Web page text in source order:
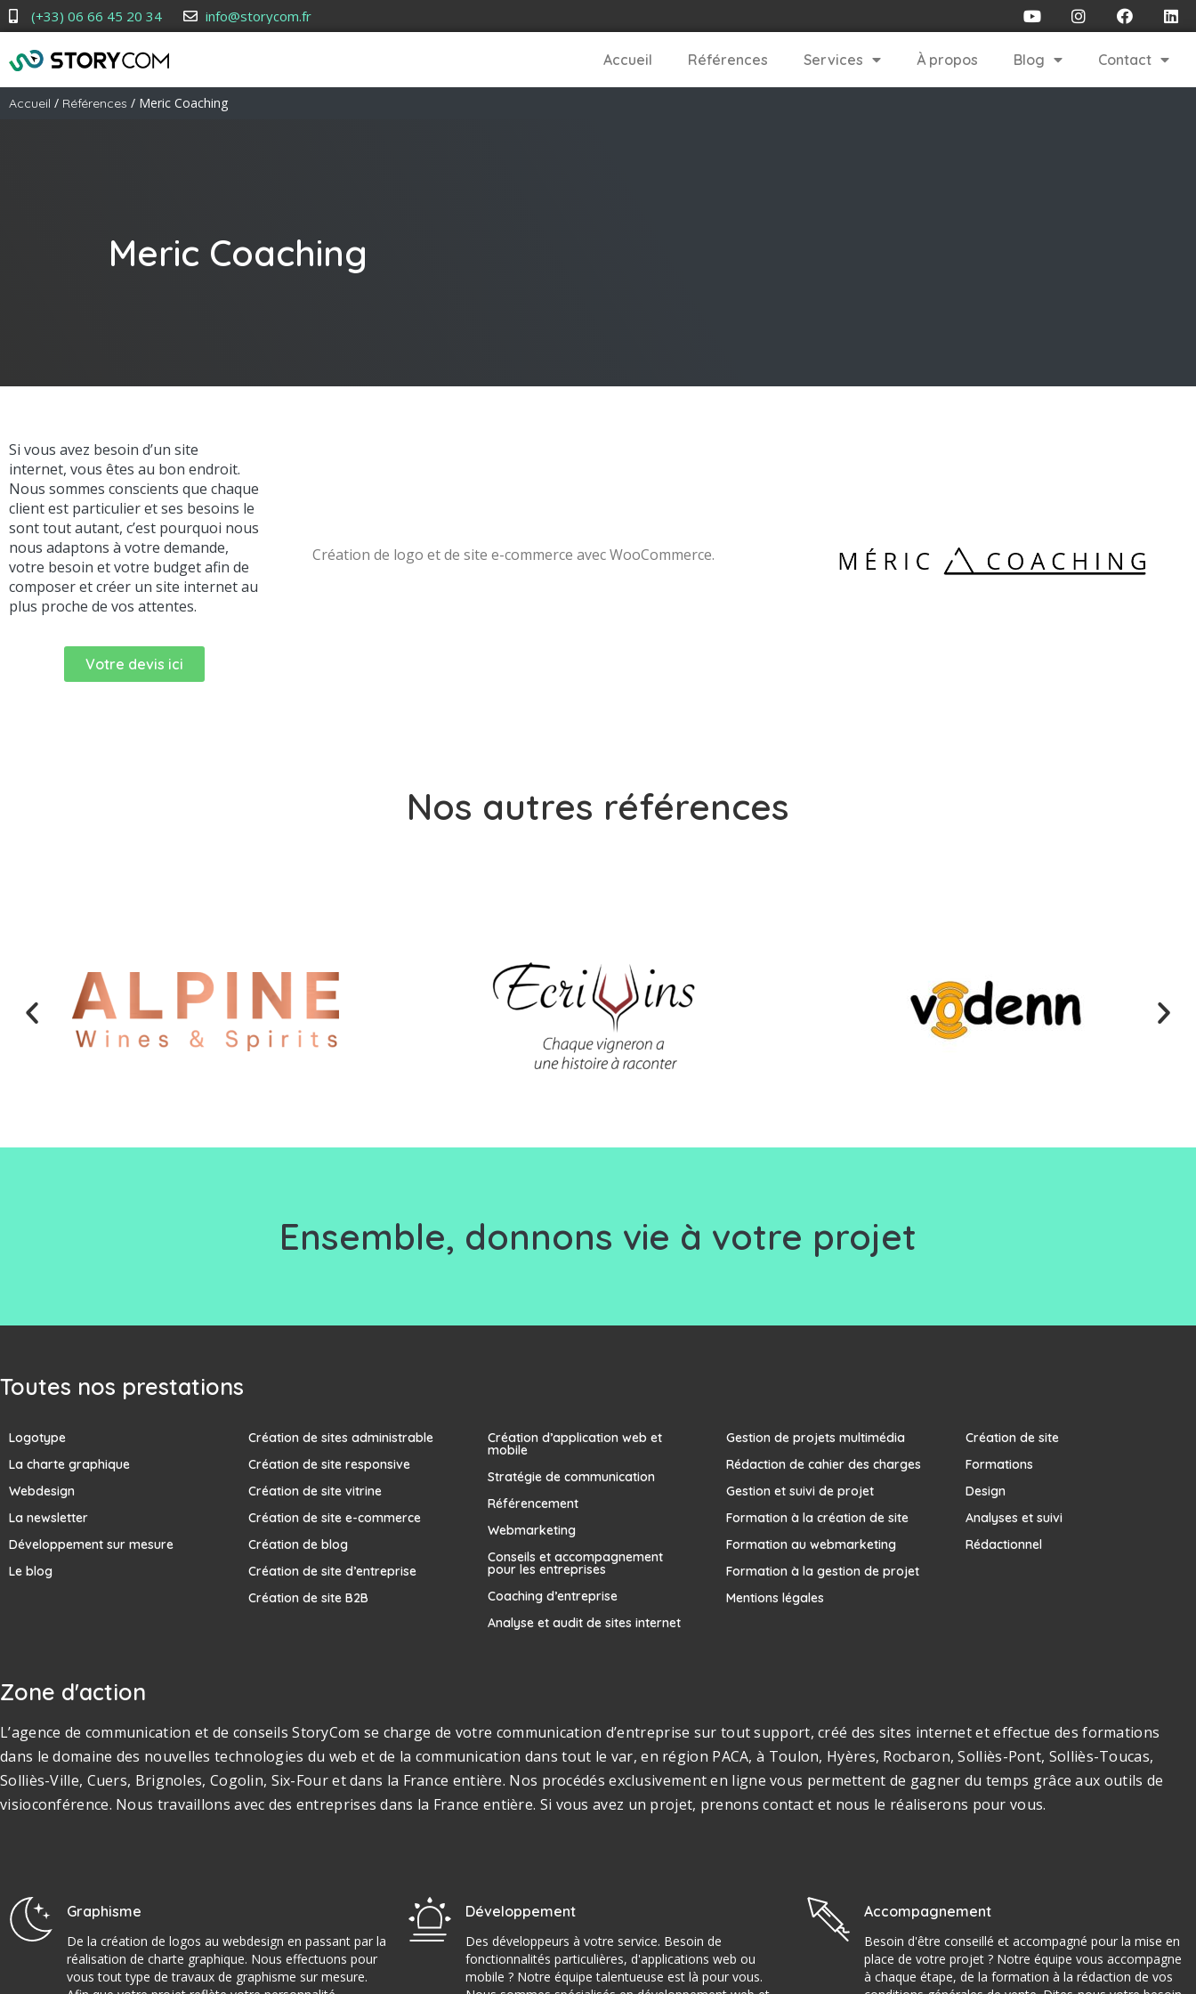
(+33) 06 66 45 20 34 info@storycom.fr
Accueil Références Services À propos Blog Contact
Accueil / Références / Meric Coaching
Meric Coaching
Si vous avez besoin d’un site
internet, vous êtes au bon endroit.
Nous sommes conscients que chaque
client est particulier et ses besoins le
sont tout autant, c’est pourquoi nous
nous adaptons à votre demande,
votre besoin et votre budget afin de
composer et créer un site internet au
plus proche de vos attentes.
Votre devis ici
Création de logo et de site e-commerce avec WooCommerce.
Nos autres références
Ensemble, donnons vie à votre projet
Toutes nos prestations
Logotype
La charte graphique
Webdesign
La newsletter
Développement sur mesure
Le blog
Création de sites administrable
Création de site responsive
Création de site vitrine
Création de site e-commerce
Création de blog
Création de site d’entreprise
Création de site B2B
Création d’application web et
mobile
Stratégie de communication
Référencement
Webmarketing
Conseils et accompagnement
pour les entreprises
Coaching d’entreprise
Analyse et audit de sites internet
Gestion de projets multimédia
Rédaction de cahier des charges
Gestion et suivi de projet
Formation à la création de site
Formation au webmarketing
Formation à la gestion de projet
Mentions légales
Création de site
Formations
Design
Analyses et suivi
Rédactionnel
Zone d'action
L’agence de communication et de conseils StoryCom se charge de votre communication d’entreprise sur tout support, créé des sites internet et effectue des formations
dans le domaine des nouvelles technologies du web et de la communication dans tout le var, en région PACA, à Toulon, Hyères, Rocbaron, Solliès-Pont, Solliès-Toucas,
Solliès-Ville, Cuers, Brignoles, Cogolin, Six-Four et dans la France entière. Nos procédés exclusivement en ligne vous permettent de gagner du temps grâce aux outils de
visioconférence. Nous travaillons avec des entreprises dans la France entière. Si vous avez un projet, prenons contact et nous le réaliserons pour vous.
Graphisme
De la création de logos au webdesign en passant par la
réalisation de charte graphique. Nous effectuons pour
vous tout type de travaux de graphisme sur mesure.
Développement
Des développeurs à votre service. Besoin de
fonctionnalités particulières, d'applications web ou
mobile ? Notre équipe talentueuse est là pour vous.
Accompagnement
Besoin d'être conseillé et accompagné pour la mise en
place de votre projet ? Notre équipe vous accompagne
à chaque étape, de la formation à la rédaction de vos